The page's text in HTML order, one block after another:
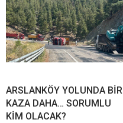
ARSLANKÖY YOLUNDA BİR
KAZA DAHA… SORUMLU
KİM OLACAK?